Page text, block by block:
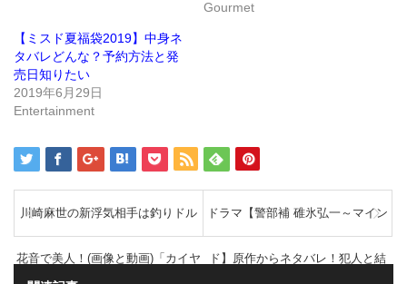
ま
す)
ウ
ィ
ン
ウ
で
開
き
Gourmet
【ミスド夏福袋2019】中身ネ
タバレどんな？予約方法と発
売日知りたい
2019年6月29日
Entertainment
川崎麻世の新浮気相手は釣りドル
花音で美人！(画像と動画)「カイヤ
ドラマ【警部補 碓氷弘一～マイン
ド】原作からネタバレ！犯人と結